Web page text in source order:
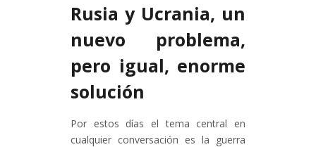
Rusia y Ucrania, un
nuevo problema,
pero igual, enorme
solución
Por estos días el tema central en
cualquier conversación es la guerra